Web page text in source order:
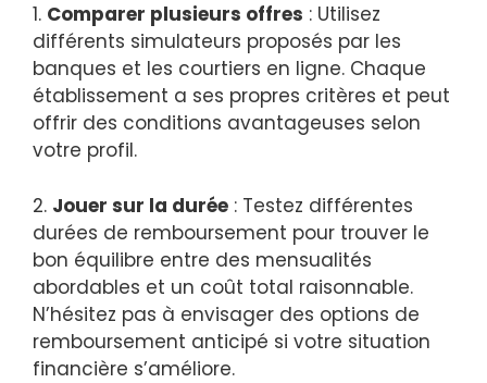
1. Comparer plusieurs offres : Utilisez
différents simulateurs proposés par les
banques et les courtiers en ligne. Chaque
établissement a ses propres critères et peut
offrir des conditions avantageuses selon
votre profil.
2. Jouer sur la durée : Testez différentes
durées de remboursement pour trouver le
bon équilibre entre des mensualités
abordables et un coût total raisonnable.
N’hésitez pas à envisager des options de
remboursement anticipé si votre situation
financière s’améliore.